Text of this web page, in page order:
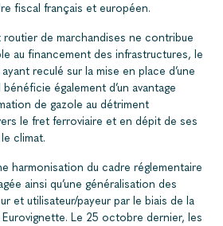
fiscal français et européen.
routier de marchandises ne contribue
au financement des infrastructures, le
reculé sur la mise en place d’une
également d’un avantage
de gazole au détriment
le fret ferroviaire et en dépit de ses
climat.
harmonisation du cadre réglementaire
ainsi qu’une généralisation des
et utilisateur/payeur par le biais de la
Le 25 octobre dernier, les